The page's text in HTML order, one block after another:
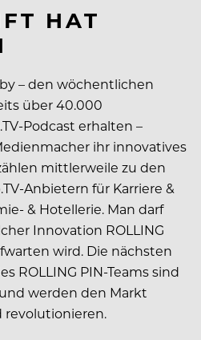
HAT
– den wöchentlichen
über 40.000
Podcast erhalten –
ihr innovatives
mittlerweile zu den
Anbietern für Karriere &
& Hotellerie. Man darf
Innovation ROLLING
wird. Die nächsten
ROLLING PIN-Teams sind
werden den Markt
revolutionieren.